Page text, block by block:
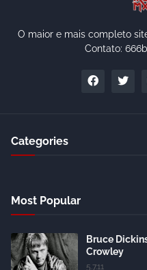
O maior e mais completo
Contato:
Categories
Most Popular
Bruce
Crowley
5.7.11